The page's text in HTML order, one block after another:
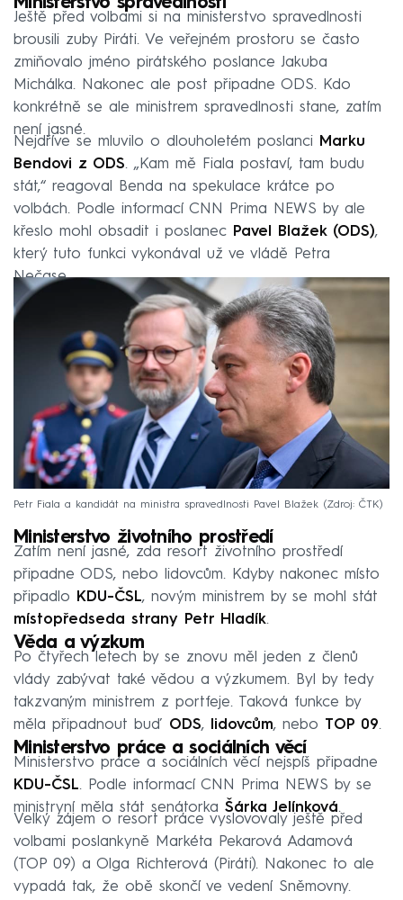
Ještě před volbami si na ministerstvo spravedlnosti
brousili zuby Piráti. Ve veřejném prostoru se často
zmiňovalo jméno pirátského poslance Jakuba
Michálka. Nakonec ale post připadne ODS. Kdo
konkrétně se ale ministrem spravedlnosti stane, zatím
není jasné.
Nejdříve se mluvilo o dlouholetém poslanci
Marku
Bendovi z ODS. „Kam mě Fiala postaví, tam budu
stát,“ reagoval Benda na spekulace krátce po
volbách. Podle informací CNN Prima NEWS by ale
křeslo mohl obsadit i poslanec Pavel Blažek (ODS),
který tuto funkci vykonával už ve vládě Petra
Nečase.
Petr Fiala a kandidát na ministra spravedlnosti Pavel Blažek Zdroj: ČTK
Ministerstvo životního prostředí
Zatím není jasné, zda resort životního prostředí
připadne ODS, nebo lidovcům. Kdyby nakonec místo
připadlo
KDU-ČSL, novým ministrem by se mohl stát
místopředseda strany Petr Hladík.
Věda a výzkum
Po čtyřech letech by se znovu měl jeden z členů
vlády zabývat také vědou a výzkumem. Byl by tedy
takzvaným ministrem z portfeje. Taková funkce by
měla připadnout buď ODS, lidovcům, nebo TOP 09.
Ministerstvo práce a sociálních věcí
Ministerstvo práce a sociálních věcí nejspíš připadne
KDU-ČSL. Podle informací CNN Prima NEWS by se
ministryní měla stát senátorka Šárka Jelínková.
Velký zájem o resort práce vyslovovaly ještě před
volbami poslankyně Markéta Pekarová Adamová
(TOP 09) a Olga Richterová (Piráti). Nakonec to ale
vypadá tak, že obě skončí ve vedení Sněmovny.